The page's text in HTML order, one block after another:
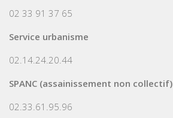
02 33 91 37 65
Service urbanisme
02.14.24.20.44
SPANC (assainissement non collectif)
02.33.61.95.96